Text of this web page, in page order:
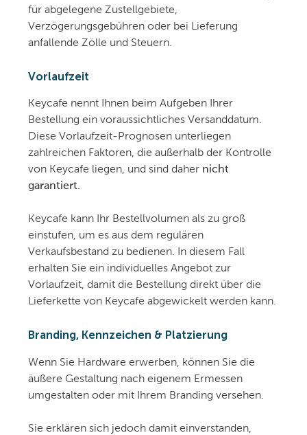
für abgelegene Zustellgebiete,
Verzögerungsgebühren oder bei Lieferung
anfallende Zölle und Steuern.
Vorlaufzeit
Keycafe nennt Ihnen beim Aufgeben Ihrer
Bestellung ein voraussichtliches Versanddatum.
Diese Vorlaufzeit-Prognosen unterliegen
zahlreichen Faktoren, die außerhalb der Kontrolle
von Keycafe liegen, und sind daher nicht
garantiert.
Keycafe kann Ihr Bestellvolumen als zu groß
einstufen, um es aus dem regulären
Verkaufsbestand zu bedienen. In diesem Fall
erhalten Sie ein individuelles Angebot zur
Vorlaufzeit, damit die Bestellung direkt über die
Lieferkette von Keycafe abgewickelt werden kann.
Branding, Kennzeichen & Platzierung
Wenn Sie Hardware erwerben, können Sie die
äußere Gestaltung nach eigenem Ermessen
umgestalten oder mit Ihrem Branding versehen.
Sie erklären sich jedoch damit einverstanden,